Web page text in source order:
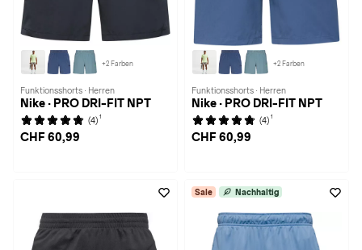
+2 Farben
Funktionsshorts · Herren
Nike · PRO DRI-FIT NPT
(4) 1
CHF 60,99
+2 Farben
Funktionsshorts · Herren
Nike · PRO DRI-FIT NPT
(4) 1
CHF 60,99
Sale Nachhaltig